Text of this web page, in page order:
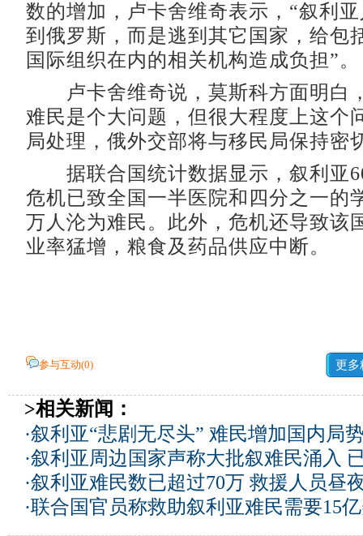
数的增加，卢卡舍维奇表示，“叙利
到俄罗斯，而是逃到其它国家，给包
国际组织在内的相关机构造成负担”。
卢卡舍维奇说，莫斯科方面明白
难民是个大问题，但很大程度上这个
局处理，俄外交部将与移民局保持密
据联合国统计数据显示，叙利亚
危机已致全国一半医院和四分之一的
万人沦为难民。此外，危机还导致该
业率猛增，粮食及药品供应中断。
参与互动(0) 更多
>相关新闻：
·叙利亚“悲剧无尽头” 难民增加国内局
·叙利亚周边国家声称大批叙难民涌入
·叙利亚难民数已超过70万 救援人员昼
·联合国官员称救助叙利亚难民需要15